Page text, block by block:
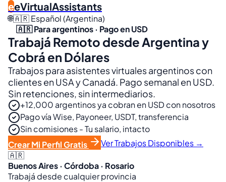
eeVirtualAssistants
🌐🇦🇷 Español (Argentina)
🇦🇷 Para argentinos · Pago en USD
Trabajá Remoto desde Argentina y
Cobrá en Dólares
Trabajos para asistentes virtuales argentinos con
clientes en USA y Canadá. Pago semanal en USD.
Sin retenciones, sin intermediarios.
+12,000 argentinos ya cobran en USD con nosotros
Pago vía Wise, Payoneer, USDT, transferencia
Sin comisiones - Tu salario, intacto
Crear Mi Perfil Gratis
Ver Trabajos Disponibles →
🇦🇷
Buenos Aires · Córdoba · Rosario
Trabajá desde cualquier provincia